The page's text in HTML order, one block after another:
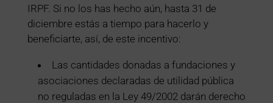
IRPF. Si no los has hecho aún, hasta 31 de
diciembre estás a tiempo para hacerlo y
beneficiarte, así, de este incentivo:
Las cantidades donadas a fundaciones y
asociaciones declaradas de utilidad pública
no reguladas en la Ley 49/2002 darán derecho